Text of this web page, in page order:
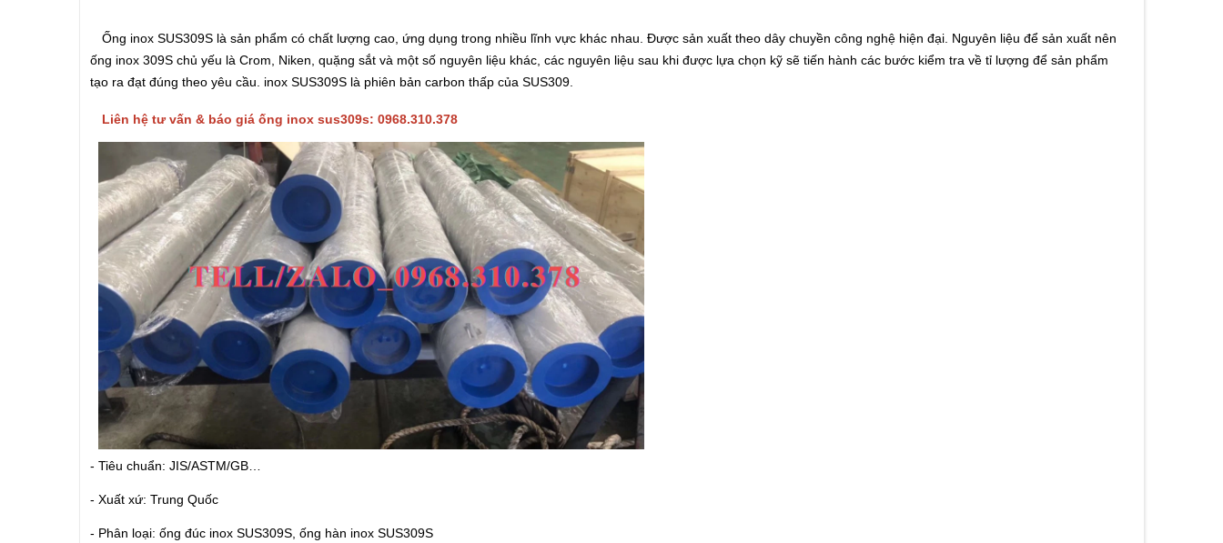
Ống inox SUS309S là sản phẩm có chất lượng cao, ứng dụng trong nhiều lĩnh vực khác nhau. Được sản xuất theo dây chuyền công nghệ hiện đại. Nguyên liệu để sản xuất nên
ống inox 309S chủ yếu là Crom, Niken, quặng sắt và một số nguyên liệu khác, các nguyên liệu sau khi được lựa chọn kỹ sẽ tiến hành các bước kiểm tra về tỉ lượng để sản phẩm
tạo ra đạt đúng theo yêu cầu. inox SUS309S là phiên bản carbon thấp của SUS309.
Liên hệ tư vấn & báo giá ống inox sus309s: 0968.310.378
- Tiêu chuẩn: JIS/ASTM/GB…
- Xuất xứ: Trung Quốc
- Phân loại: ống đúc inox SUS309S, ống hàn inox SUS309S